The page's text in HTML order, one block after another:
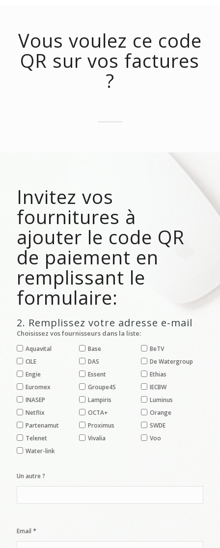
Vous voulez ce code
QR sur vos factures
?
Invitez vos
fournitures à
ajouter le code QR
de paiement en
remplissant le
formulaire:
2. Remplissez votre adresse e-mail
Choisissez vos fournisseurs dans la liste:
Aquavital Base
BeTV
CILE
DAS
De Watergroup
Engie
Essent
Ethias
Euromex
Groupe4S
IECBW
INASEP
Lampiris
Luminus
Netflix
OCTA+
Orange
Partenamut
Proximus
SWDE
Telenet
Vivalia
Voo
Water-link
Un autre ?
Email *